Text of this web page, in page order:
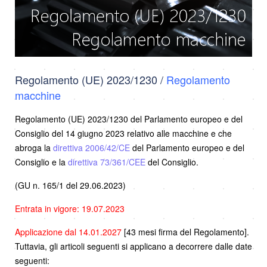
Regolamento (UE) 2023/1230 / Regolamento
macchine
Regolamento (UE) 2023/1230 del Parlamento europeo e del
Consiglio del 14 giugno 2023 relativo alle macchine e che
abroga la direttiva 2006/42/CE del Parlamento europeo e del
Consiglio e la direttiva 73/361/CEE del Consiglio.
(GU n. 165/1 del 29.06.2023)
Entrata in vigore: 19.07.2023
Applicazione dal 14.01.2027 [43 mesi firma del Regolamento].
Tuttavia, gli articoli seguenti si applicano a decorrere dalle date
seguenti: